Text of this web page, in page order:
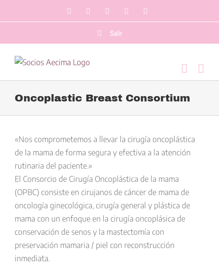
al
FacebookLinkedInTwitterYouTubeCorreo
Salir
Oncoplastic Breast Consortium
imagen
más
grande
«Nos comprometemos a llevar la cirugía oncoplástica
de la mama de forma segura y efectiva a la atención
rutinaria del paciente.»
El Consorcio de Cirugía Oncoplástica de la mama
(OPBC) consiste en cirujanos de cáncer de mama de
oncología ginecológica, cirugía general y plástica de
mama con un enfoque en la cirugía oncoplásica de
conservación de senos y la mastectomía con
preservación mamaria / piel con reconstrucción
inmediata.